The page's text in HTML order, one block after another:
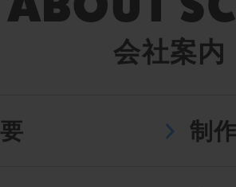
会社案内
制